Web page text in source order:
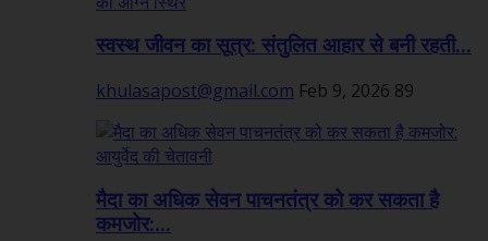
स्वस्थ जीवन का सूत्र: संतुलित आहार से बनी रहती...
khulasapost@gmail.com Feb 9, 2026 89
मैदा का अधिक सेवन पाचनतंत्र को कर सकता है
कमजोर:...